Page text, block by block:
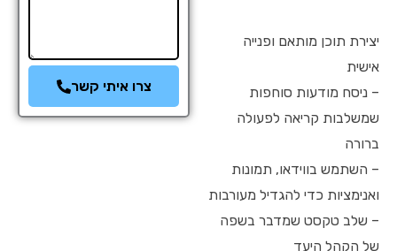
יצירת תוכן מותאם ופנייה
אישית
– ניסח מודעות סוחפות
שמשלבות קריאה לפעולה
ברורה
– השתמש בווידאו, תמונות
ואנימציות כדי להגדיל מעורבות
– שלב טקסט שמדבר בשפה
של הקהל היעד
צרו איתי קשר